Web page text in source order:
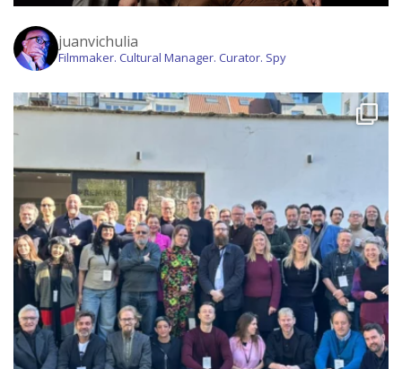
juanvichulia
Filmmaker. Cultural Manager. Curator. Spy